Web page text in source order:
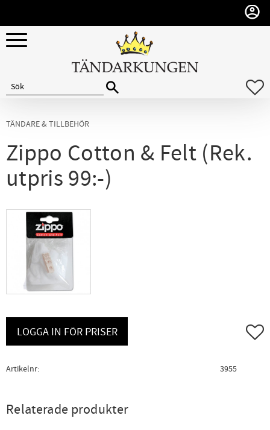
Meny
TÄNDARE & TILLBEHÖR
Zippo Cotton & Felt (Rek.
utpris 99:-)
LOGGA IN FÖR PRISER Lägg
Artikelnr 3955
Relaterade produkter